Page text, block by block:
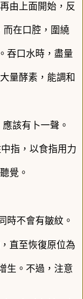
由上面開始，反
而在口腔，圍繞
吞口水時，盡量
量酵素，能調和
該有卜一聲。
指，以食指用力
覺。
時不會有皺紋。
直至恢復原位為
生。不過，注意